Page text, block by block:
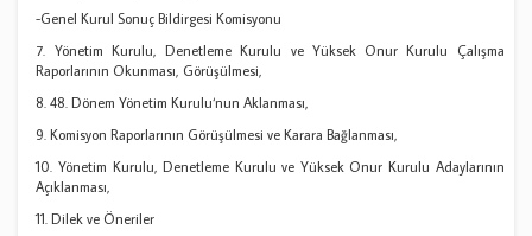
-Genel Kurul Sonuç Bildirgesi Komisyonu
7. Yönetim Kurulu, Denetleme Kurulu ve Yüksek Onur Kurulu Çalışma
Raporlarının Okunması, Görüşülmesi,
8. 48. Dönem Yönetim Kurulu‘nun Aklanması,
9. Komisyon Raporlarının Görüşülmesi ve Karara Bağlanması,
10. Yönetim Kurulu, Denetleme Kurulu ve Yüksek Onur Kurulu Adaylarının
Açıklanması,
11. Dilek ve Öneriler